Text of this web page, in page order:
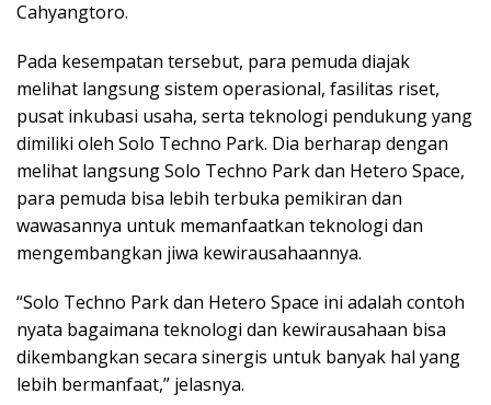
Cahyangtoro. ‎
Pada kesempatan tersebut, para pemuda diajak
melihat langsung sistem operasional, fasilitas riset,
pusat inkubasi usaha, serta teknologi pendukung yang
dimiliki oleh Solo Techno Park. Dia berharap dengan
melihat langsung Solo Techno Park dan Hetero Space,
para pemuda bisa lebih terbuka pemikiran dan
wawasannya untuk memanfaatkan teknologi dan
mengembangkan jiwa kewirausahaannya.
“Solo Techno Park dan Hetero Space ini adalah contoh
nyata bagaimana teknologi dan kewirausahaan bisa
dikembangkan secara sinergis untuk banyak hal yang
lebih bermanfaat,” jelasnya.